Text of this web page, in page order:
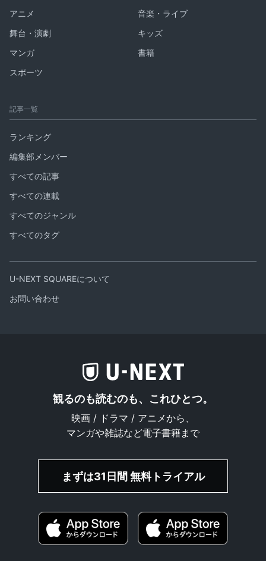
アニメ
音楽・ライブ
舞台・演劇
キッズ
マンガ
書籍
スポーツ
記事一覧
ランキング
編集部メンバー
すべての記事
すべての連載
すべてのジャンル
すべてのタグ
U-NEXT SQUAREについて
お問い合わせ
観るのも読むのも、これひとつ。
映画 / ドラマ / アニメから、
マンガや雑誌など電子書籍まで
まずは31日間 無料トライアル